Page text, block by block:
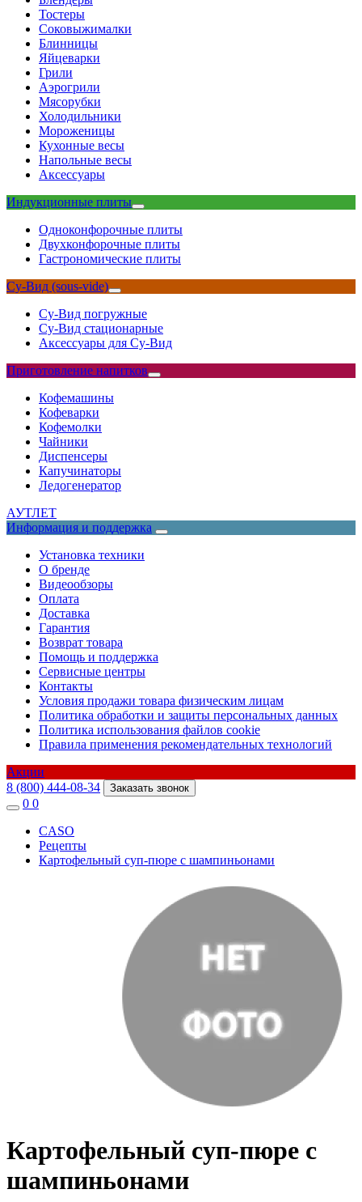
Тостеры
Соковыжималки
Блинницы
Яйцеварки
Грили
Аэрогрили
Мясорубки
Холодильники
Мороженицы
Кухонные весы
Напольные весы
Аксессуары
Индукционные плиты
Одноконфорочные плиты
Двухконфорочные плиты
Гастрономические плиты
Су-Вид (sous-vide)
Су-Вид погружные
Су-Вид стационарные
Аксессуары для Су-Вид
Приготовление напитков
Кофемашины
Кофеварки
Кофемолки
Чайники
Диспенсеры
Капучинаторы
Ледогенератор
АУТЛЕТ
Информация и поддержка
Установка техники
О бренде
Видеообзоры
Оплата
Доставка
Гарантия
Возврат товара
Помощь и поддержка
Сервисные центры
Контакты
Условия продажи товара физическим лицам
Политика обработки и защиты персональных данных
Политика использования файлов cookie
Правила применения рекомендательных технологий
Акции
8 (800) 444-08-34
Заказать звонок
0 0
CASO
Рецепты
Картофельный суп-пюре с шампиньонами
Картофельный суп-пюре с
шампиньонами